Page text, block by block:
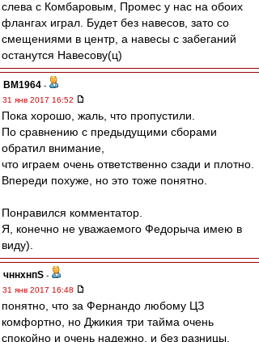
слева с Комбаровым, Промес у нас на обоих
флангах играл. Будет без навесов, зато со
смещениями в центр, а навесы с забеганий
останутся Навесову(ц)
BM1964 -
31 янв 2017 16:52
Пока хорошо, жаль, что пропустили.
По сравнению с предыдущими сборами
обратил внимание,
что играем очень ответственно сзади и плотно.
Впереди похуже, но это тоже понятно.
Понравился комментатор.
Я, конечно не уважаемого Федорыча имею в
виду).
чннхнпS -
31 янв 2017 16:48
понятно, что за Фернандо любому ЦЗ
комфортно, но Джикия три тайма очень
спокойно и очень надежно. и без разницы,